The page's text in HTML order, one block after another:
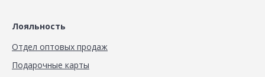
Лояльность
Отдел оптовых продаж
Подарочные карты